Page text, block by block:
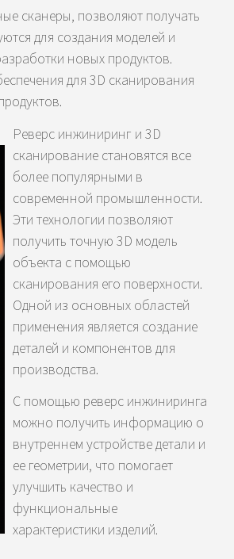
сканеры, позволяют получать
для создания моделей и
новых продуктов.
для 3D сканирования
Реверс инжиниринг и 3D
сканирование становятся все
более популярными в
современной промышленности.
Эти технологии позволяют
получить точную 3D модель
объекта с помощью
сканирования его поверхности.
Одной из основных областей
применения является создание
деталей и компонентов для
производства.
С помощью реверс инжиниринга
можно получить информацию о
внутреннем устройстве детали и
ее геометрии, что помогает
улучшить качество и
функциональные
характеристики изделий.